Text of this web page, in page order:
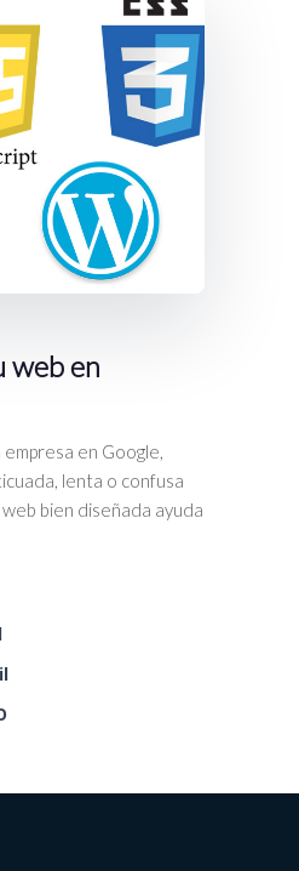
web en
en Google,
lenta o confusa
bien diseñada ayuda